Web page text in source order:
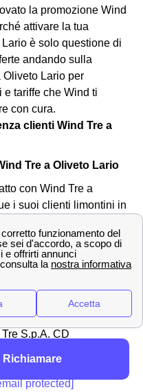
la promozione Wind
attivare la tua
è solo questione di
andando sulla
Oliveto Lario per
tariffe che Wind ti
con cura.
clienti Wind Tre a
Tre a Oliveto Lario
con Wind Tre a
i suoi clienti limontini in
una disdetta in
è inviare una
a Oliveto Lario.
utilizzabili:
da Oliveto
S.p.A. CD
MI
protected]
Richiamare